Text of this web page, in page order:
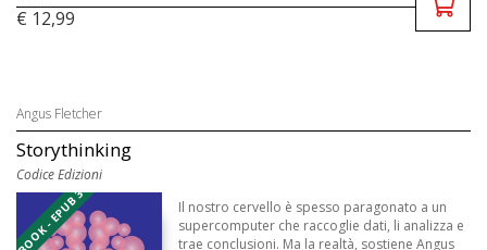
€ 12,99
Angus Fletcher
Storythinking
Codice Edizioni
EBOOK - EPUB 3
Il nostro cervello è spesso paragonato a un
supercomputer che raccoglie dati, li analizza e
trae conclusioni. Ma la realtà, sostiene Angus